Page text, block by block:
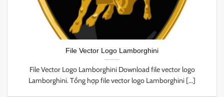
File Vector Logo Lamborghini
File Vector Logo Lamborghini Download file vector logo
Lamborghini. Tổng hợp file vector logo Lamborghini [...]